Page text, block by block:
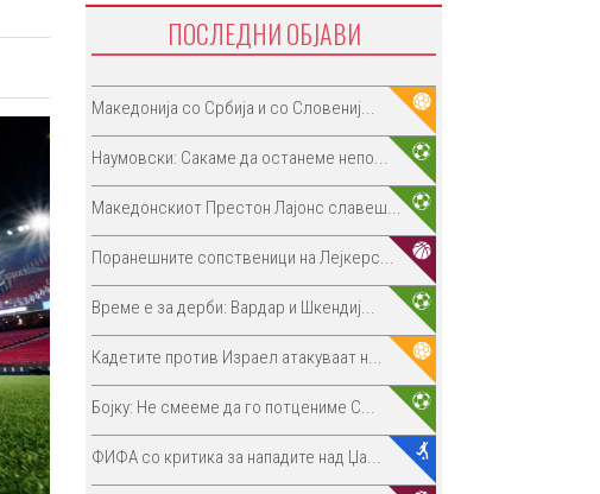
ПОСЛЕДНИ ОБЈАВИ
Македонија со Србија и со Словениј...
Наумовски: Сакаме да останеме непо...
Македонскиот Престон Лајонс славеш...
Поранешните сопственици на Лејкерс...
Време е за дерби: Вардар и Шкендиј...
Кадетите против Израел атакуваат н...
Бојку: Не смееме да го потцениме С...
ФИФА со критика за нападите над Џа...